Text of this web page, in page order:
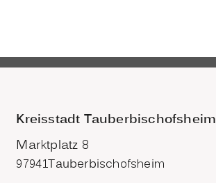
Kreisstadt Tauberbischofsheim
Marktplatz 8
97941Tauberbischofsheim